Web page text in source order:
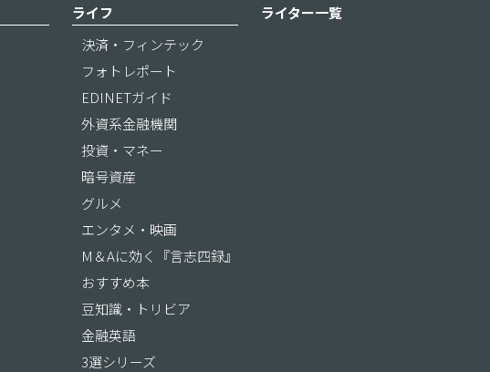
ライフ
決済・フィンテック
フォトレポート
EDINETガイド
外資系金融機関
投資・マネー
暗号資産
グルメ
エンタメ・映画
M＆Aに効く『言志四録』
おすすめ本
豆知識・トリビア
金融英語
3選シリーズ
ライター一覧